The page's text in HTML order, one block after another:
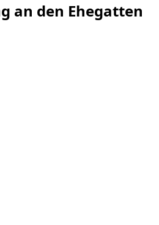
an den Ehegatten